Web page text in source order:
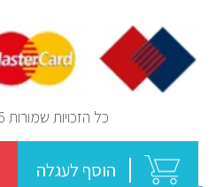
הוסף לעגלה
כל הזכויות שמורות idgu © 2016